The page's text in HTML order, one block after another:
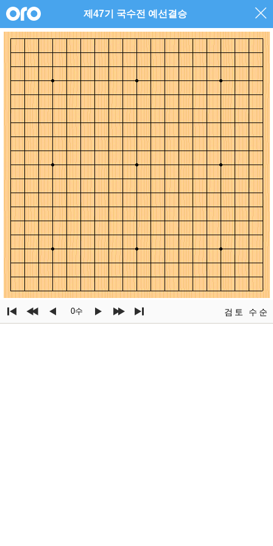
제47기 국수전 예선결승
0수 검토 수순